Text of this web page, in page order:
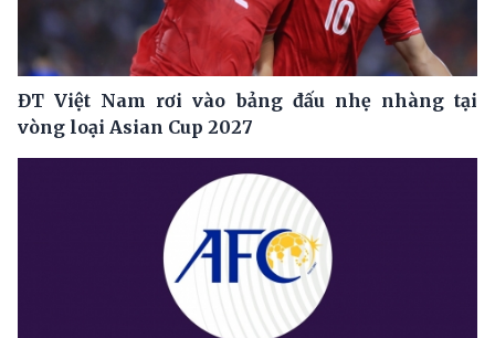
ĐT Việt Nam rơi vào bảng đấu nhẹ nhàng tại
vòng loại Asian Cup 2027